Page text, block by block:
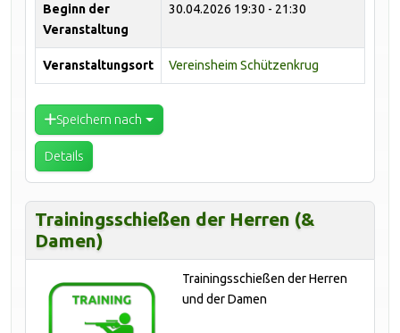
Beginn der
Veranstaltung
30.04.2026 19:30 - 21:30
Veranstaltungsort Vereinsheim Schützenkrug
Speichern nach
Details
Trainingsschießen der Herren (&
Damen)
Trainingsschießen der Herren
und der Damen